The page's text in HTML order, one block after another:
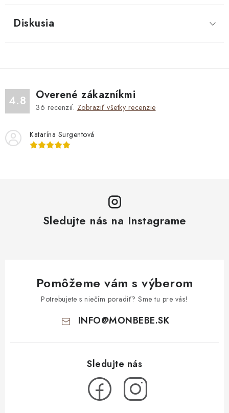
Diskusia
4.8 Overené zákazníkmi
36 recenzií. Zobraziť všetky recenzie
Katarína Surgentová
Sledujte nás na Instagrame
Pomôžeme vám s výberom
Potrebujete s niečím poradiť? Sme tu pre vás!
INFO@MONBEBE.SK